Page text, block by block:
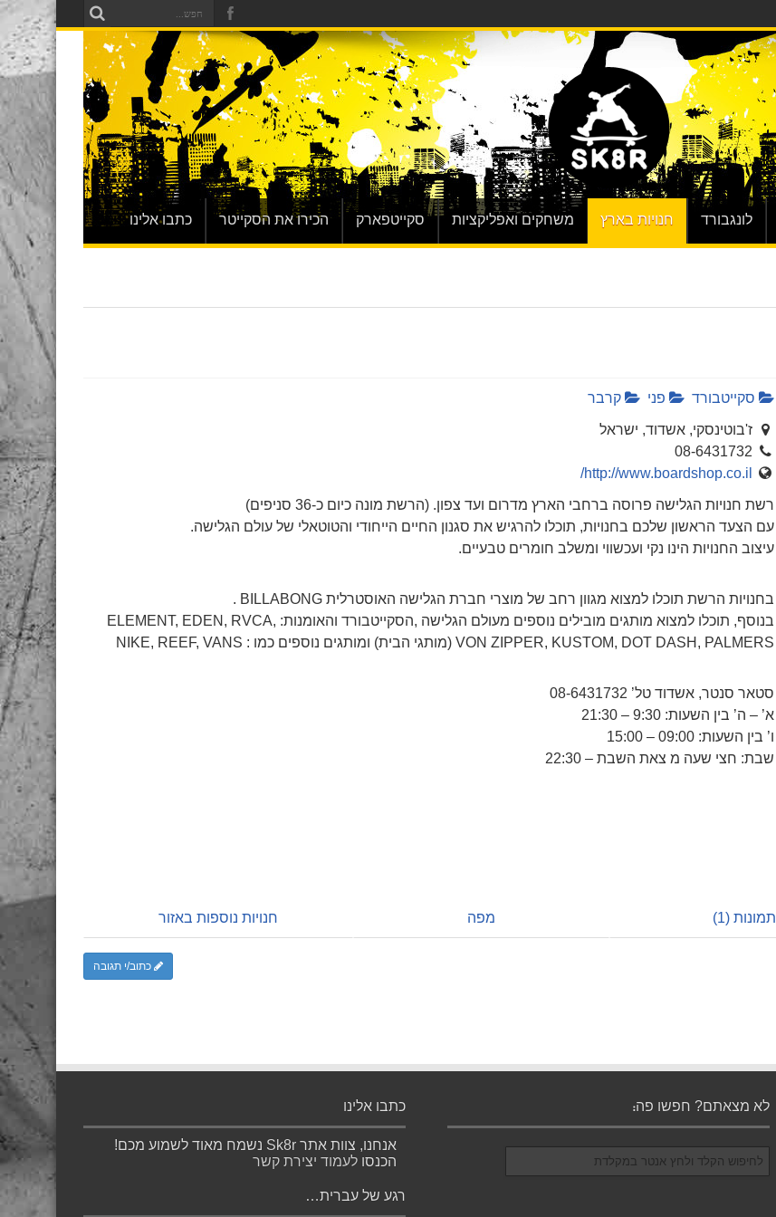
לונגבורד חנויות בארץ משחקים ואפליקציות סקייטפארק הכירו את הסקייטר כתבו אלינו
סקייטבורד פני קרבר
ז'בוטינסקי, אשדוד, ישראל
08-6431732
http://www.boardshop.co.il/
רשת חנויות הגלישה פרוסה ברחבי הארץ מדרום ועד צפון. (הרשת מונה כיום כ-36 סניפים)
עם הצעד הראשון שלכם בחנויות, תוכלו להרגיש את סגנון החיים הייחודי והטוטאלי של עולם הגלישה.
עיצוב החנויות הינו נקי ועכשווי ומשלב חומרים טבעיים.
בחנויות הרשת תוכלו למצוא מגוון רחב של מוצרי חברת הגלישה האוסטרלית BILLABONG .
בנוסף, תוכלו למצוא מותגים מובילים נוספים מעולם הגלישה ,הסקייטבורד והאומנות: ELEMENT, EDEN, RVCA,
VON ZIPPER, KUSTOM, DOT DASH, PALMERS (מותגי הבית) ומותגים נוספים כמו : NIKE, REEF, VANS
סטאר סנטר, אשדוד טל’ 08-6431732
א’ – ה’ בין השעות: 9:30 – 21:30
ו’ בין השעות: 09:00 – 15:00
שבת: חצי שעה מ צאת השבת – 22:30
תמונות (1) מפה חנויות נוספות באזור
כתוב/י תגובה
לא מצאתם? חפשו פה: כתבו אלינו
אנחנו, צוות אתר Sk8r נשמח מאוד לשמוע מכם!
הכנסולעמוד יצירת קשר
רגע של עברית…